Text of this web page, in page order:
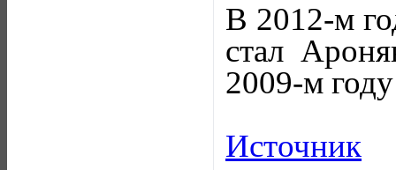
В 2012-м
стал
2009-м
Источник